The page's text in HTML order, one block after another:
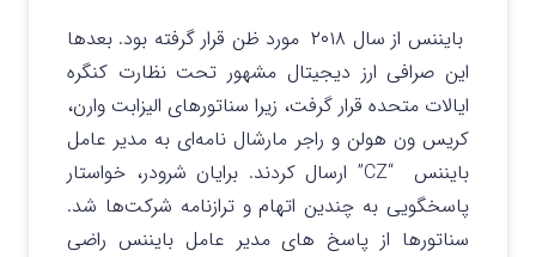
بایننس از سال ۲۰۱۸ مورد ظن قرار گرفته بود. بعدها
این صرافی ارز دیجیتال مشهور تحت نظارت کنگره
ایالات متحده قرار گرفت، زیرا سناتورهای الیزابت وارن،
کریس ون هولن و راجر مارشال نامه‌ای به مدیر عامل
بایننس “CZ” ارسال کردند. برایان شرودر، خواستار
پاسخگویی به چندین اتهام و ترازنامه شرکت‌ها شد.
سناتورها از پاسخ های مدیر عامل بایننس راضی